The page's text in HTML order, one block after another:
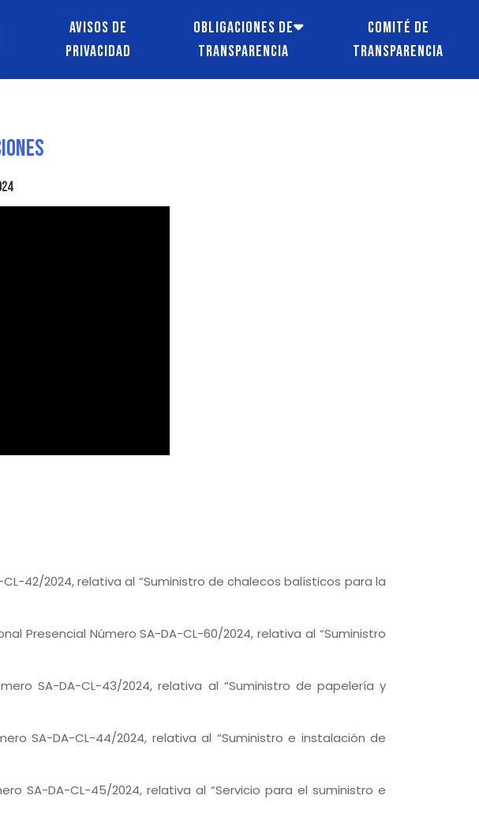
Avisos de
Privacidad
Obligaciones de
transparencia
Comité de
transparencia
42/2024, relativa al “Suministro de chalecos balísticos para la
Presencial Número SA-DA-CL-60/2024, relativa al “Suministro
SA-DA-CL-43/2024, relativa al “Suministro de papelería y
SA-DA-CL-44/2024, relativa al “Suministro e instalación de
SA-DA-CL-45/2024, relativa al “Servicio para el suministro e